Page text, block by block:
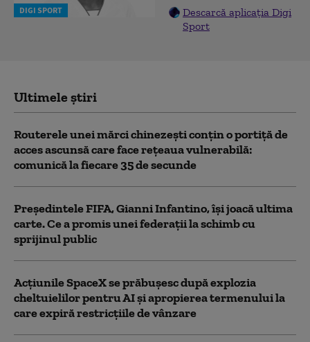
DIGI SPORT
Descarcă aplicația Digi
Sport
Ultimele știri
Routerele unei mărci chinezești conțin o portiță de
acces ascunsă care face rețeaua vulnerabilă:
comunică la fiecare 35 de secunde
Președintele FIFA, Gianni Infantino, îşi joacă ultima
carte. Ce a promis unei federații la schimb cu
sprijinul public
Acţiunile SpaceX se prăbuşesc după explozia
cheltuielilor pentru AI şi apropierea termenului la
care expiră restricţiile de vânzare